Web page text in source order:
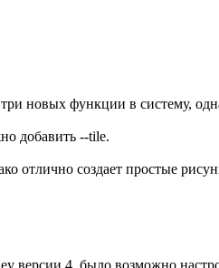
новых функции в систему,
добавить ⁠-⁠⁠-⁠tile.
отлично создает простые
4, было возможно